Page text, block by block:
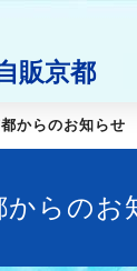
販京都
からのお知らせ
からのお